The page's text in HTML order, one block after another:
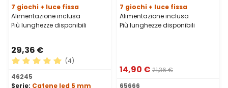
7 giochi + luce fissa
Alimentazione inclusa
Più lunghezze disponibili
29,36 €
Valutazione media di 5 su 5 stelle
(4)
46245
Serie: Catene led 5 mm
7 giochi + luce fissa
Alimentazione inclusa
Più lunghezze disponibili
14,90 € 21,36 €
65666